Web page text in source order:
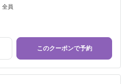
全員
このクーポンで予約